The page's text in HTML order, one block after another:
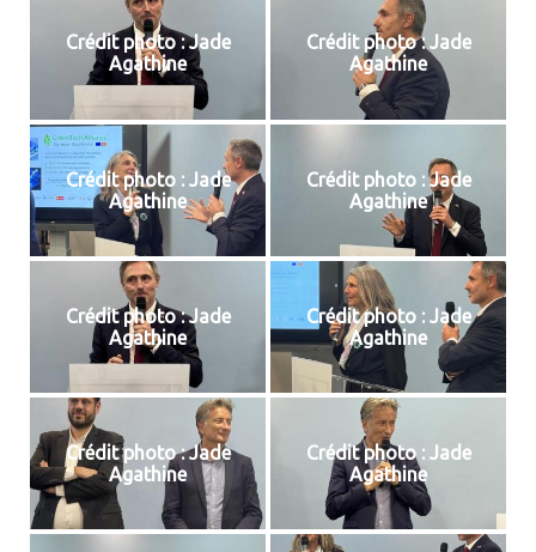
Crédit photo : Jade
Agathine
Crédit photo : Jade
Agathine
Crédit photo : Jade
Agathine
Crédit photo : Jade
Agathine
Crédit photo : Jade
Agathine
Crédit photo : Jade
Agathine
Crédit photo : Jade
Agathine
Crédit photo : Jade
Agathine